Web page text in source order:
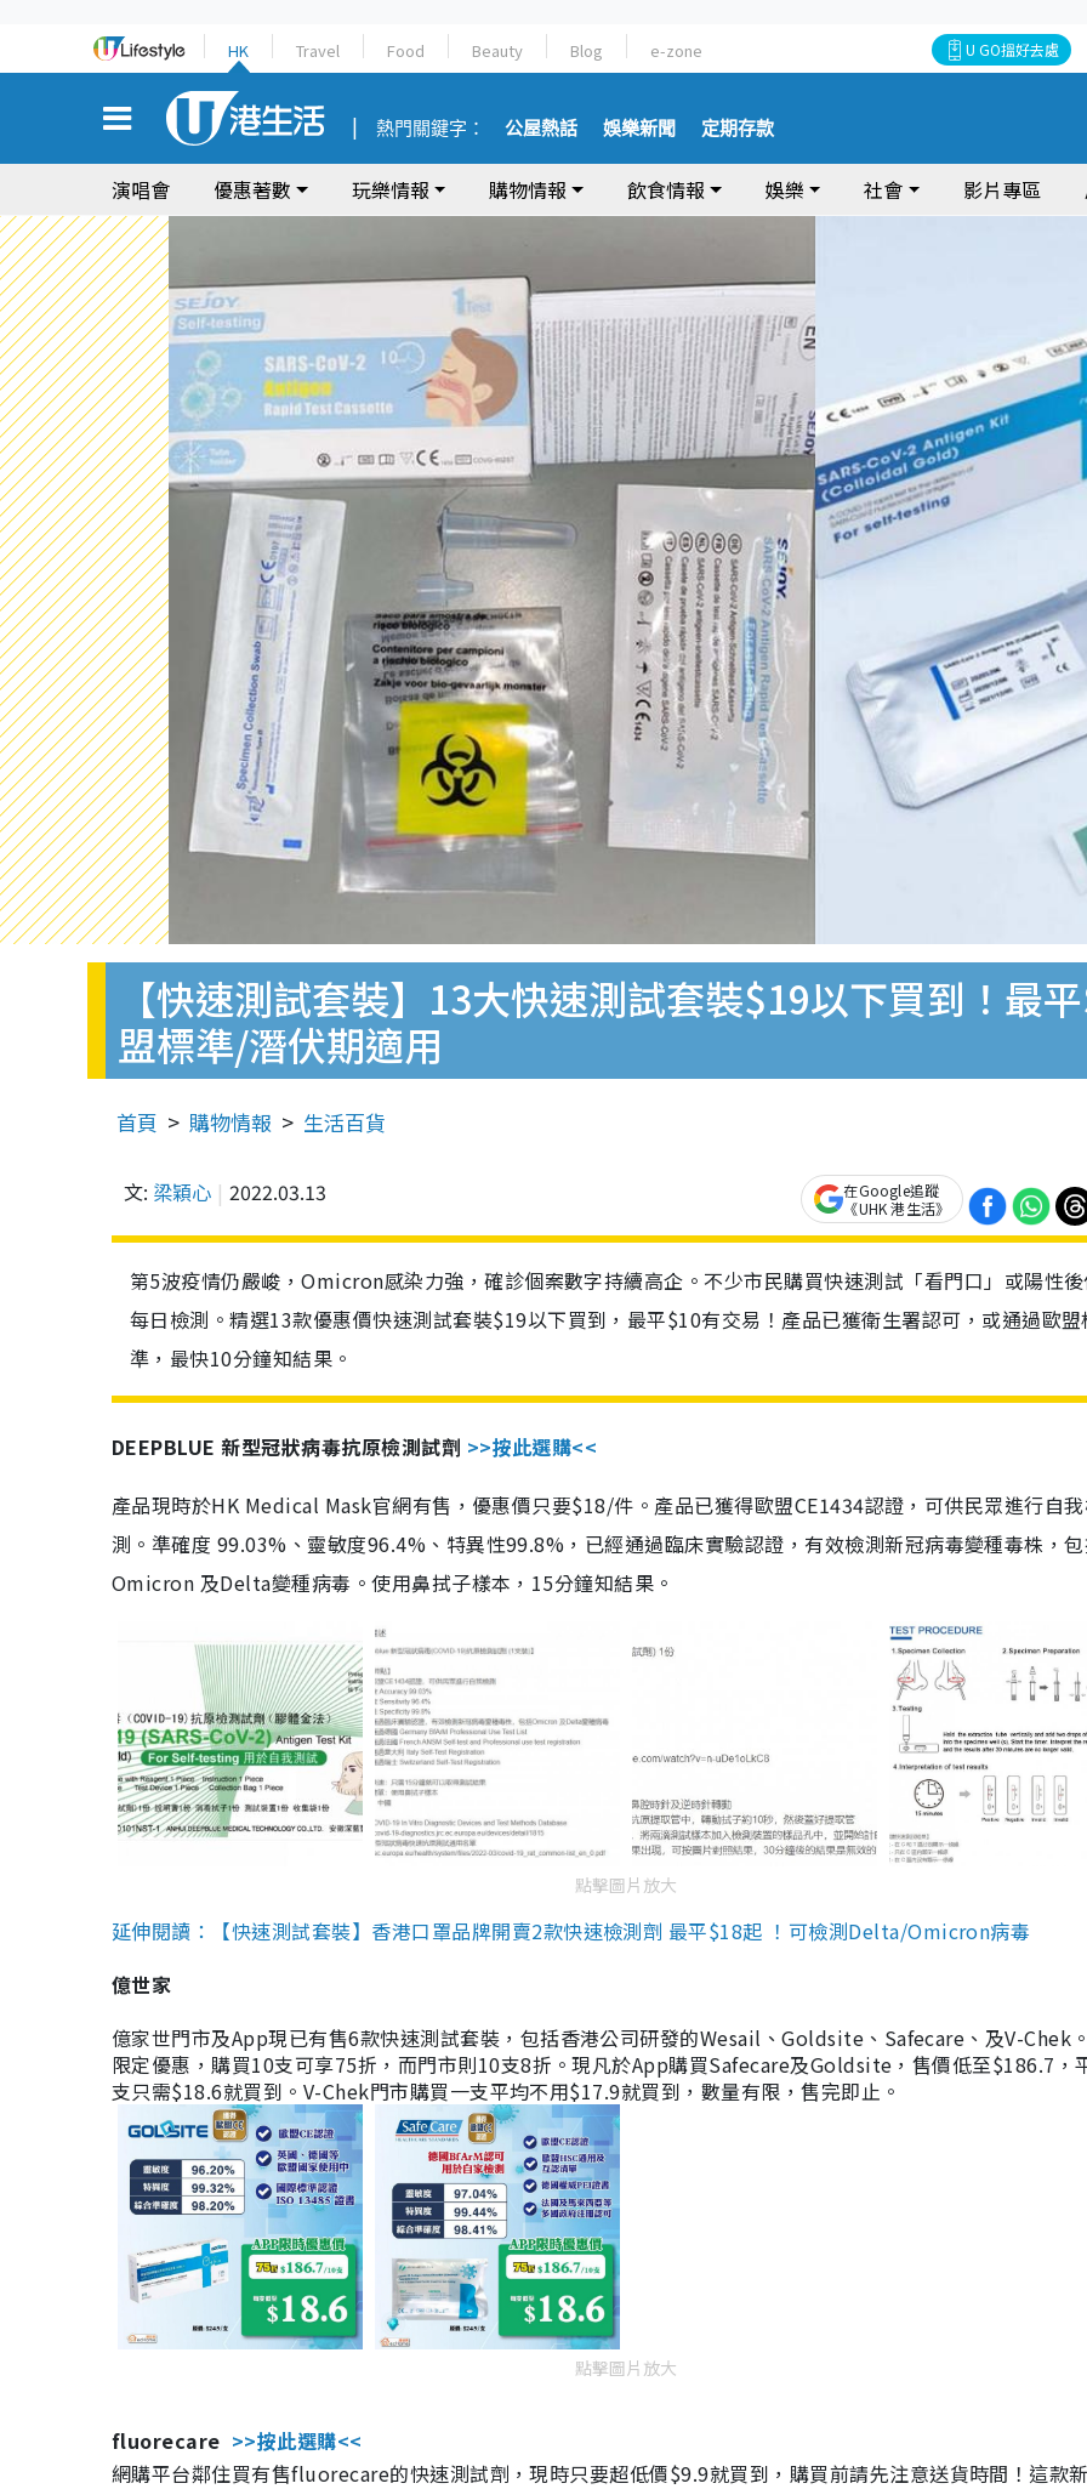
HK Travel Food Beauty Blog e-zone U GO搵好去處
熱門關鍵字： 公屋熱話 娛樂新聞 定期存款
演唱會 優惠著數 玩樂情報 購物情報 飲食情報 娛樂 社會 影片專區
【快速測試套裝】13大快速測試套裝$19以下買到！最
盟標準/潛伏期適用
首頁 購物情報 生活百貨
文: 梁穎心 2022.03.13
在Google追蹤
《UHK 港生活》
第5波疫情仍嚴峻，Omicron感染力強，確診個案數字持續高企。不少市民購買快速測試「看門口」或陽性
每日檢測。精選13款優惠價快速測試套裝$19以下買到，最平$10有交易！產品已獲衛生署認可，或通過歐盟
準，最快10分鐘知結果。
DEEPBLUE 新型冠狀病毒抗原檢測試劑 >>按此選購<<
產品現時於HK Medical Mask官網有售，優惠價只要$18/件。產品已獲得歐盟CE1434認證，可供民眾進行自
測。準確度 99.03%、靈敏度96.4%、特異性99.8%，已經通過臨床實驗認證，有效檢測新冠病毒變種毒株，
Omicron 及Delta變種病毒。使用鼻拭子樣本，15分鐘知結果。
點擊圖片放大
延伸閱讀：【快速測試套裝】香港口罩品牌開賣2款快速檢測劑 最平$18起 ！可檢測Delta/Omicron病毒
億世家
億家世門市及App現已有售6款快速測試套裝，包括香港公司研發的Wesail、Goldsite、Safecare、及V-Chek
限定優惠，購買10支可享75折，而門市則10支8折。現凡於App購買Safecare及Goldsite，售價低至$186.7，
支只需$18.6就買到。V-Chek門市購買一支平均不用$17.9就買到，數量有限，售完即止。
點擊圖片放大
fluorecare >>按此選購<<
網購平台鄰住買有售fluorecare的快速測試劑，現時只要超低價$9.9就買到，購買前請先注意送貨時間！這款